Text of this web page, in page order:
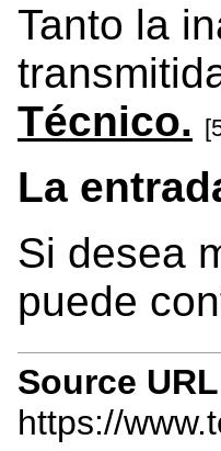
Tanto la
Técnico.
La
Si desea
puede
Source
https://